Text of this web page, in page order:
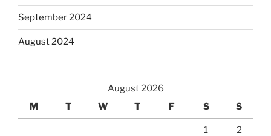
September 2024
August 2024
August 2026
M
T W T F S S
1 2